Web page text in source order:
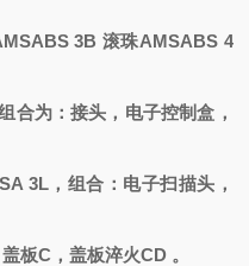
3B 滚珠AMSABS 4
合为：接头，电子控制盒，
3L，组合：电子扫描头，
板C，盖板淬火CD 。